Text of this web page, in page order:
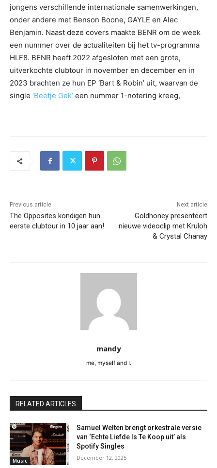
jongens verschillende internationale samenwerkingen,
onder andere met Benson Boone, GAYLE en Alec
Benjamin. Naast deze covers maakte BENR om de week
een nummer over de actualiteiten bij het tv-programma
HLF8. BENR heeft 2022 afgesloten met een grote,
uitverkochte clubtour in november en december en in
2023 brachten ze hun EP ‘Bart & Robin’ uit, waarvan de
single ‘Beetje Gek’ een nummer 1-notering kreeg,
Previous article
The Opposites kondigen hun
eerste clubtour in 10 jaar aan!
Next article
Goldhoney presenteert
nieuwe videoclip met Kruloh
& Crystal Chanay
mandy
me, myself and I.
RELATED ARTICLES
Music
Samuel Welten brengt orkestrale versie
van ‘Echte Liefde Is Te Koop uit’ als
Spotify Singles
December 12, 2025